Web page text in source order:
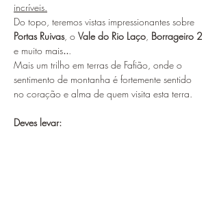
incríveis.
Do topo, teremos vistas impressionantes sobre
Portas Ruivas, o Vale do Rio Laço, Borrageiro 2
e muito mais...
Mais um trilho em terras de Fafião, onde o
sentimento de montanha é fortemente sentido
no coração e alma de quem visita esta terra.
Deves levar: